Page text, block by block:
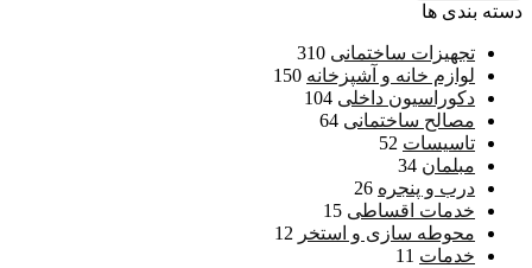
دسته بندی ها
تجهیزات ساختمانی 310
لوازم خانه و آشپزخانه 150
دکوراسیون داخلی 104
مصالح ساختمانی 64
تاسیسات 52
مبلمان 34
درب و پنجره 26
خدمات اقساطی 15
محوطه سازی و استخر 12
خدمات 11